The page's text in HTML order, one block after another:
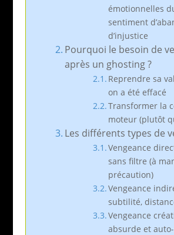
émotionnelles
sentiment
d’injustice
Pourquoi le besoin de
après un ghosting ?
Reprendre sa
on a été effacé
Transformer la
moteur (plutôt
Les différents types de
Vengeance
sans filtre (à
précaution)
Vengeance
subtilité,
Vengeance
absurde et